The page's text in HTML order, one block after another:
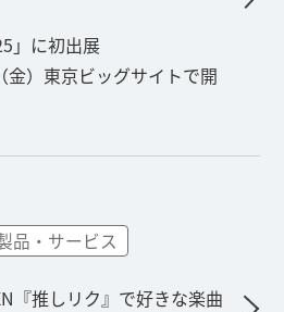
」に初出展
）東京ビッグサイトで開
品・サービス
『推しリク』で好きな楽曲